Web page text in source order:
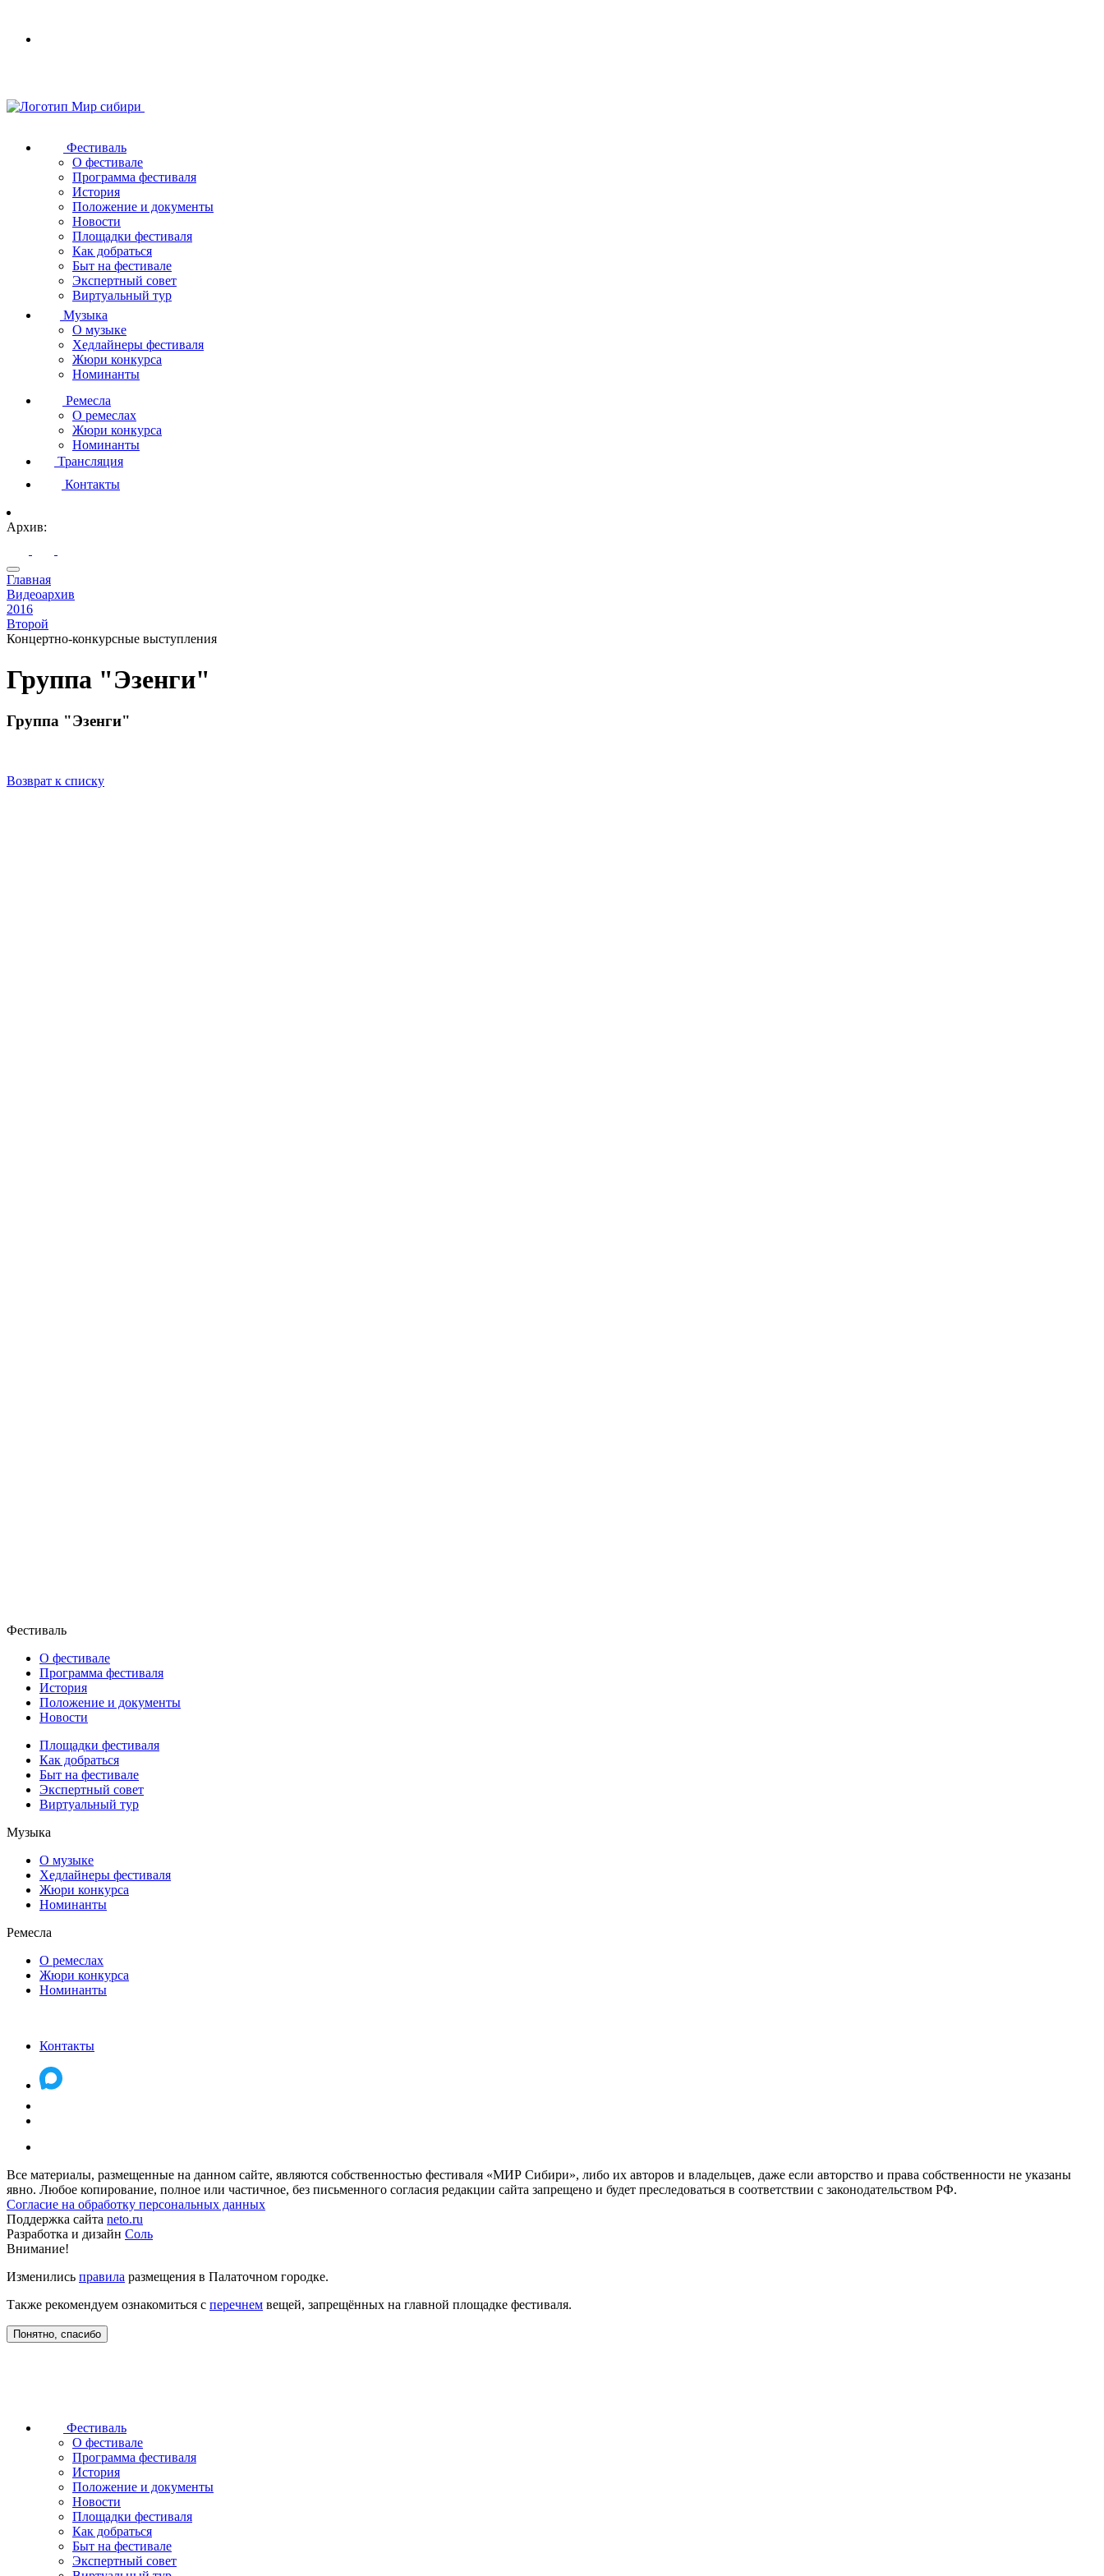
browser
Фестиваль
О фестивале
Программа фестиваля
История
Положение и документы
Новости
Площадки фестиваля
Как добраться
Быт на фестивале
Экспертный совет
Виртуальный тур
Музыка
О музыке
Хедлайнеры фестиваля
Жюри конкурса
Номинанты
Ремесла
О ремеслах
Жюри конкурса
Номинанты
Трансляция
Контакты
Архив:
Главная
Видеоархив
2016
Второй
Концертно-конкурсные выступления
Группа "Эзенги"
Группа "Эзенги"
Возврат к списку
Фестиваль
О фестивале
Программа фестиваля
История
Положение и документы
Новости
Площадки фестиваля
Как добраться
Быт на фестивале
Экспертный совет
Виртуальный тур
Музыка
О музыке
Хедлайнеры фестиваля
Жюри конкурса
Номинанты
Ремесла
О ремеслах
Жюри конкурса
Номинанты
Контакты
Все материалы, размещенные на данном сайте, являются собственностью фестиваля «МИР Сибири», либо их авторов и владельцев, даже если авторство и права собственности не указаны
явно. Любое копирование, полное или частичное, без письменного согласия редакции сайта запрещено и будет преследоваться в соответствии с законодательством РФ.
Согласие на обработку персональных данных
Поддержка сайта neto.ru
Разработка и дизайн Соль
Внимание!
Изменились правила размещения в Палаточном городке.
Также рекомендуем ознакомиться с перечнем вещей, запрещённых на главной площадке фестиваля.
Понятно, спасибо
Фестиваль
О фестивале
Программа фестиваля
История
Положение и документы
Новости
Площадки фестиваля
Как добраться
Быт на фестивале
Экспертный совет